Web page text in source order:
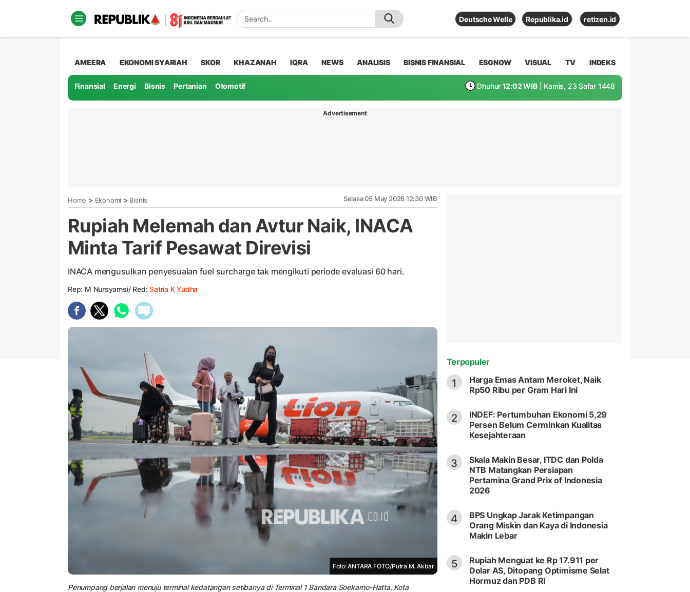
Deutsche Welle Republika.id retizen.id
AMEERA EKONOMI SYARIAH SKOR KHAZANAH IQRA NEWS ANALISIS BISNIS FINANSIAL ESGNOW VISUAL TV INDEKS
Finansial Energi Bisnis Pertanian Otomotif Dhuhur 12:02 WIB | Kamis, 23 Safar 1448
Advertisement
Home > Ekonomi > Bisnis Selasa 05 May 2026 12:30 WIB
Rupiah Melemah dan Avtur Naik, INACA
Minta Tarif Pesawat Direvisi
INACA mengusulkan penyesuaian fuel surcharge tak mengikuti periode evaluasi 60 hari.
Rep: M Nursyamsi/ Red:Satria K Yudha
Foto: ANTARA FOTO/Putra M. Akbar
Penumpang berjalan menuju terminal kedatangan setibanya di Terminal 1 Bandara Soekarno-Hatta, Kota
Terpopuler
1
Harga Emas Antam Meroket, Naik
Rp50 Ribu per Gram Hari Ini
2
INDEF: Pertumbuhan Ekonomi 5,29
Persen Belum Cerminkan Kualitas
Kesejahteraan
3
Skala Makin Besar, ITDC dan Polda
NTB Matangkan Persiapan
Pertamina Grand Prix of Indonesia
2026
4
BPS Ungkap Jarak Ketimpangan
Orang Miskin dan Kaya di Indonesia
Makin Lebar
5
Rupiah Menguat ke Rp 17.911 per
Dolar AS, Ditopang Optimisme Selat
Hormuz dan PDB RI